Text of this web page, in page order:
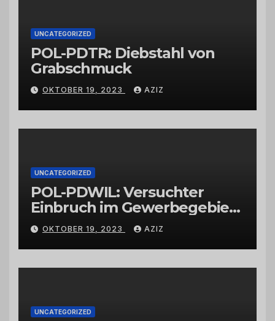
UNCATEGORIZED
POL-PDTR: Diebstahl von
Grabschmuck
OKTOBER 19, 2023 AZIZ
UNCATEGORIZED
POL-PDWIL: Versuchter
Einbruch im Gewerbegebiet
Wittlich
OKTOBER 19, 2023 AZIZ
UNCATEGORIZED